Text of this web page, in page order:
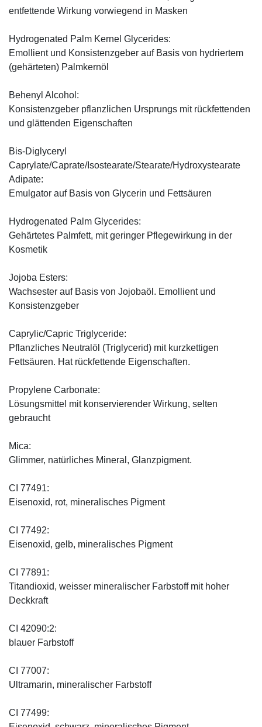
entfettende Wirkung vorwiegend in Masken
Hydrogenated Palm Kernel Glycerides:
Emollient und Konsistenzgeber auf Basis von hydriertem
(gehärteten) Palmkernöl
Behenyl Alcohol:
Konsistenzgeber pflanzlichen Ursprungs mit rückfettenden
und glättenden Eigenschaften
Bis-Diglyceryl
Caprylate/Caprate/Isostearate/Stearate/Hydroxystearate
Adipate:
Emulgator auf Basis von Glycerin und Fettsäuren
Hydrogenated Palm Glycerides:
Gehärtetes Palmfett, mit geringer Pflegewirkung in der
Kosmetik
Jojoba Esters:
Wachsester auf Basis von Jojobaöl. Emollient und
Konsistenzgeber
Caprylic/Capric Triglyceride:
Pflanzliches Neutralöl (Triglycerid) mit kurzkettigen
Fettsäuren. Hat rückfettende Eigenschaften.
Propylene Carbonate:
Lösungsmittel mit konservierender Wirkung, selten
gebraucht
Mica:
Glimmer, natürliches Mineral, Glanzpigment.
CI 77491:
Eisenoxid, rot, mineralisches Pigment
CI 77492:
Eisenoxid, gelb, mineralisches Pigment
CI 77891:
Titandioxid, weisser mineralischer Farbstoff mit hoher
Deckkraft
CI 42090:2:
blauer Farbstoff
CI 77007:
Ultramarin, mineralischer Farbstoff
CI 77499: